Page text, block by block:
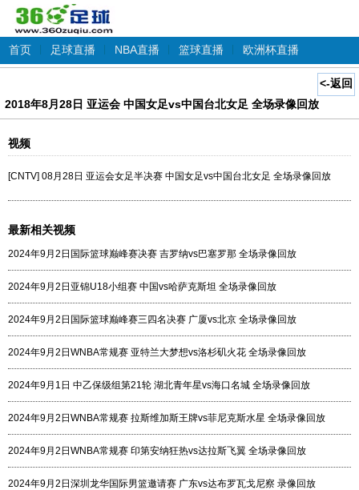
首页 足球直播 NBA直播 篮球直播 欧洲杯直播
<-返回
2018年8月28日 亚运会 中国女足vs中国台北女足 全场录像回放
视频
[CNTV] 08月28日 亚运会女足半决赛 中国女足vs中国台北女足 全场录像回放
最新相关视频
2024年9月2日国际篮球巅峰赛决赛 吉罗纳vs巴塞罗那 全场录像回放
2024年9月2日亚锦U18小组赛 中国vs哈萨克斯坦 全场录像回放
2024年9月2日国际篮球巅峰赛三四名决赛 广厦vs北京 全场录像回放
2024年9月2日WNBA常规赛 亚特兰大梦想vs洛杉矶火花 全场录像回放
2024年9月1日 中乙保级组第21轮 湖北青年星vs海口名城 全场录像回放
2024年9月2日WNBA常规赛 拉斯维加斯王牌vs菲尼克斯水星 全场录像回放
2024年9月2日WNBA常规赛 印第安纳狂热vs达拉斯飞翼 全场录像回放
2024年9月2日深圳龙华国际男篮邀请赛 广东vs达布罗瓦戈尼察 录像回放